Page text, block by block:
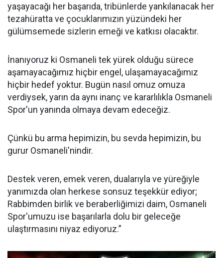
yaşayacağı her başarıda, tribünlerde yankılanacak her
tezahüratta ve çocuklarımızın yüzündeki her
gülümsemede sizlerin emeği ve katkısı olacaktır.
İnanıyoruz ki Osmaneli tek yürek olduğu sürece
aşamayacağımız hiçbir engel, ulaşamayacağımız
hiçbir hedef yoktur. Bugün nasıl omuz omuza
verdiysek, yarın da aynı inanç ve kararlılıkla Osmaneli
Spor'un yanında olmaya devam edeceğiz.
Çünkü bu arma hepimizin, bu sevda hepimizin, bu
gurur Osmaneli'nindir.
Destek veren, emek veren, dualarıyla ve yüreğiyle
yanımızda olan herkese sonsuz teşekkür ediyor;
Rabbimden birlik ve beraberliğimizi daim, Osmaneli
Spor'umuzu ise başarılarla dolu bir geleceğe
ulaştırmasını niyaz ediyoruz.”